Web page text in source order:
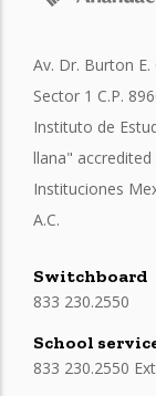
Av. Dr. Burton
Sector 1 C.P.
Instituto de
llana"
Instituciones
A.C.
Switchboard
833 230.2550
School
833 230.2550